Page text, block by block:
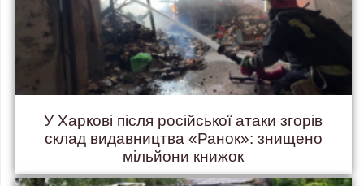
У Харкові після російської атаки згорів
склад видавництва «Ранок»: знищено
мільйони книжок